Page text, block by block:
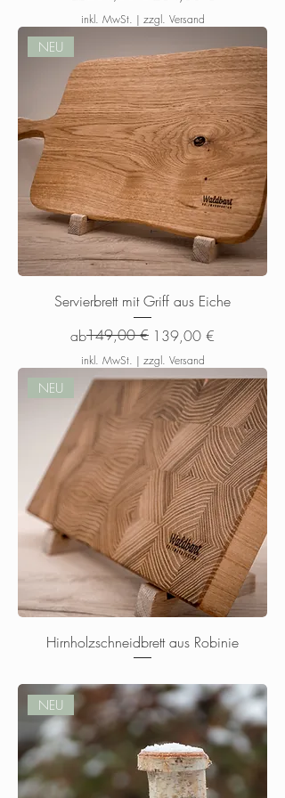
inkl. MwSt. | zzgl. Versand
NEU
Servierbrett mit Griff aus Eiche
ab
Standardpreis
149,00 € 139,00 €
Sale-Preis
inkl. MwSt. | zzgl. Versand
NEU
Hirnholzschneidbrett aus Robinie
NEU